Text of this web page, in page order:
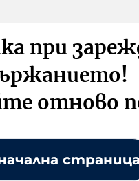
при
отново
страница